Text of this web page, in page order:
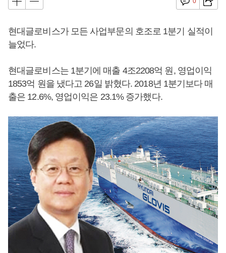
현대글로비스가 모든 사업부문의 호조로 1분기 실적이
늘었다.
현대글로비스는 1분기에 매출 4조2208억 원, 영업이익
1853억 원을 냈다고 26일 밝혔다. 2018년 1분기보다 매
출은 12.6%, 영업이익은 23.1% 증가했다.